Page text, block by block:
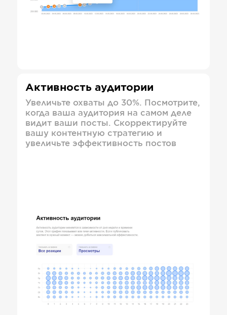
Активность аудитории
Увеличьте охваты до 30%. Посмотрите,
когда ваша аудитория на самом деле
видит ваши посты. Скорректируйте
вашу контентную стратегию и
увеличьте эффективность постов